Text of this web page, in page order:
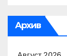
Архив